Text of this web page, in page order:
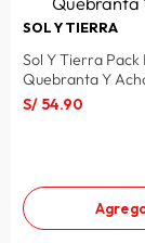
SOL Y TIERRA
Sol Y Tierra Pack
Quebranta Y
S/ 54.90